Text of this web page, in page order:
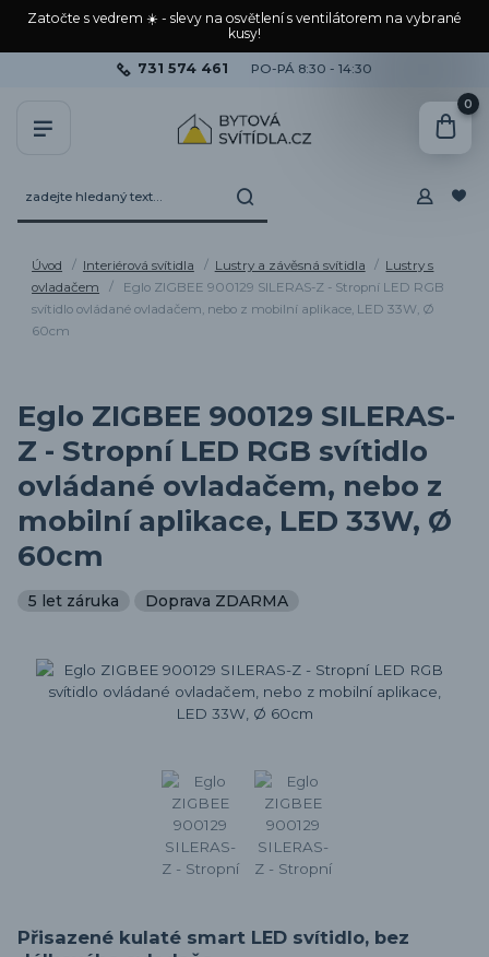
Zatočte s vedrem ☀️ - slevy na osvětlení s ventilátorem na vybrané
kusy!
731 574 461 PO-PÁ 8:30 - 14:30
0
Úvod Interiérová svítidla Lustry a závěsná svítidla
Lustry s
ovladačem
Eglo ZIGBEE 900129 SILERAS-Z - Stropní LED RGB
svítidlo ovládané ovladačem, nebo z mobilní aplikace, LED 33W, Ø
60cm
Eglo ZIGBEE 900129 SILERAS-
Z - Stropní LED RGB svítidlo
ovládané ovladačem, nebo z
mobilní aplikace, LED 33W, Ø
60cm
5 let záruka Doprava ZDARMA
Přisazené kulaté smart LED svítidlo, bez